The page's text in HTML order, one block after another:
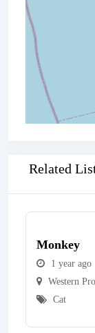
Related
Monkey
1 year ago
Western
Cat